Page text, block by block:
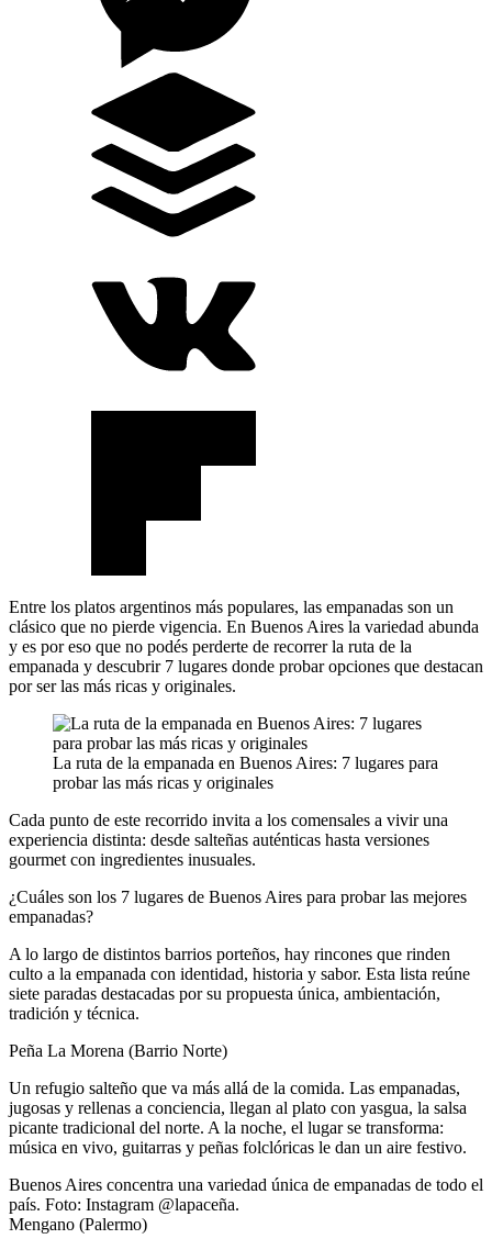
Entre los platos argentinos más populares, las empanadas son un
clásico que no pierde vigencia. En Buenos Aires la variedad abunda
y es por eso que no podés perderte de recorrer la ruta de la
empanada y descubrir 7 lugares donde probar opciones que destacan
por ser las más ricas y originales.
La ruta de la empanada en Buenos Aires: 7 lugares para
probar las más ricas y originales
Cada punto de este recorrido invita a los comensales a vivir una
experiencia distinta: desde salteñas auténticas hasta versiones
gourmet con ingredientes inusuales.
¿Cuáles son los 7 lugares de Buenos Aires para probar las mejores
empanadas?
A lo largo de distintos barrios porteños, hay rincones que rinden
culto a la empanada con identidad, historia y sabor. Esta lista reúne
siete paradas destacadas por su propuesta única, ambientación,
tradición y técnica.
Peña La Morena (Barrio Norte)
Un refugio salteño que va más allá de la comida. Las empanadas,
jugosas y rellenas a conciencia, llegan al plato con yasgua, la salsa
picante tradicional del norte. A la noche, el lugar se transforma:
música en vivo, guitarras y peñas folclóricas le dan un aire festivo.
Buenos Aires concentra una variedad única de empanadas de todo el
país. Foto: Instagram @lapaceña.
Mengano (Palermo)